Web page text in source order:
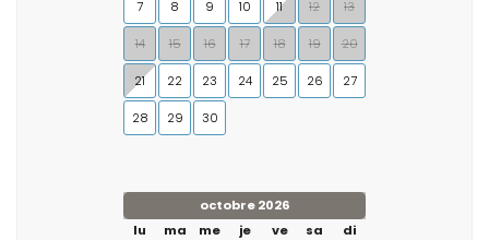
7 8 9 10 11 12 13
14 15 16 17 18 19 20
21 22 23 24 25 26 27
28 29 30
octobre 2026
lu
ma me je ve sa
di